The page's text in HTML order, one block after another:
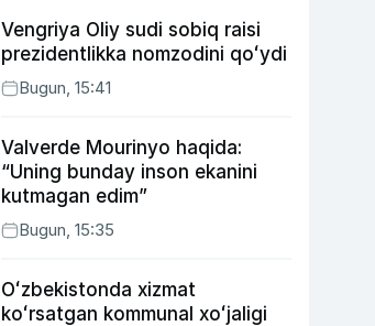
Vengriya Oliy sudi sobiq raisi
prezidentlikka nomzodini qoʻydi
Bugun, 15:41
Valverde Mourinyo haqida:
“Uning bunday inson ekanini
kutmagan edim”
Bugun, 15:35
Oʻzbekistonda xizmat
koʻrsatgan kommunal xoʻjaligi